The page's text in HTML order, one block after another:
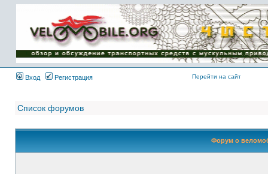
Имя пользователя:
Пароль:
{ LOG_ME_IN_SHORT
}
Вход
Регистрация Перейти на сайт
Список форумов
Форум о